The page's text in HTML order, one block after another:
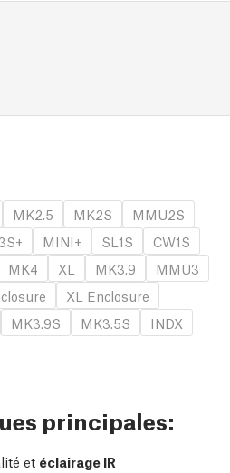
MK2.5 MK2S
MMU2S
MINI+ SL1S
CW1S
MK4 XL MK3.9
MMU3
XL Enclosure
MK3.9S MK3.5S INDX
principales:
et éclairage IR